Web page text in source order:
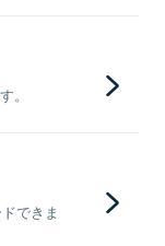
。
できま